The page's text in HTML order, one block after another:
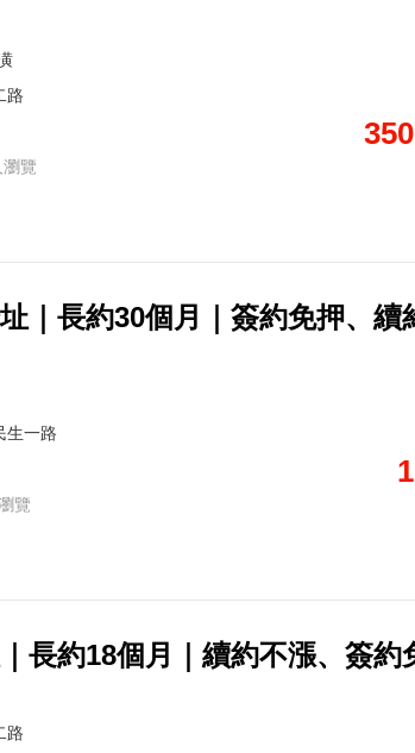
路
覽
｜長約30個月｜簽約免押、續
生一路
覽
長約18個月｜續約不漲、簽約
路